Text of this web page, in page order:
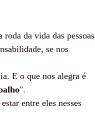
da vida das pessoas
se nos
E o que nos alegra é
".
entre eles nesses